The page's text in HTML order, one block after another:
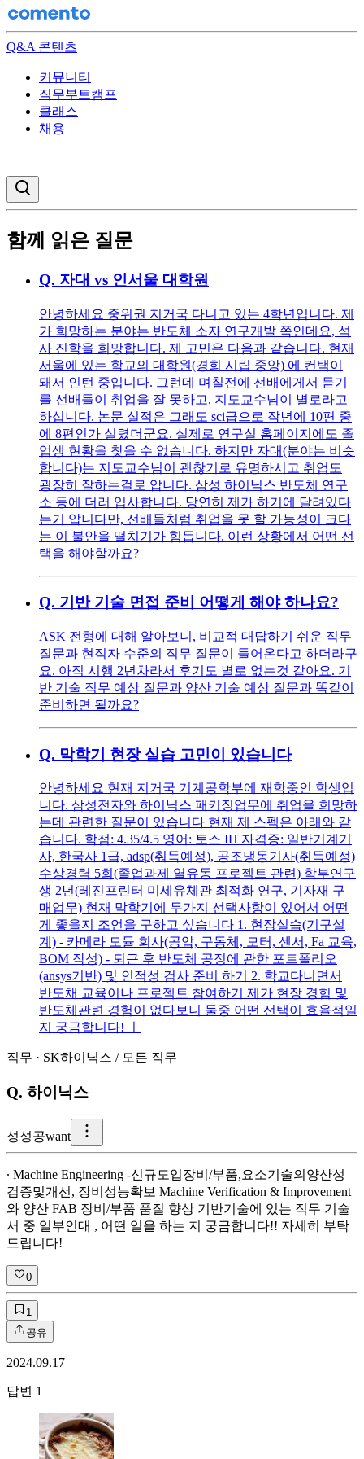
Q&A 콘텐츠
커뮤니티
직무부트캠프
클래스
채용
함께 읽은 질문
Q. 자대 vs 인서울 대학원
안녕하세요 중위권 지거국 다니고 있는 4학년입니다. 제
가 희망하는 분야는 반도체 소자 연구개발 쪽인데요, 석
사 진학을 희망합니다. 제 고민은 다음과 같습니다. 현재
서울에 있는 학교의 대학원(경희 시립 중앙) 에 컨택이
돼서 인턴 중입니다. 그런데 며칠전에 선배에게서 듣기
를 선배들이 취업을 잘 못하고, 지도교수님이 별로라고
하십니다. 논문 실적은 그래도 sci급으로 작년에 10편 중
에 8편인가 실렸더군요. 실제로 연구실 홈페이지에도 졸
업생 현황을 찾을 수 없습니다. 하지만 자대(분야는 비슷
합니다)는 지도교수님이 괜찮기로 유명하시고 취업도
굉장히 잘하는걸로 압니다. 삼성 하이닉스 반도체 연구
소 등에 더러 입사합니다. 당연히 제가 하기에 달려있다
는거 압니다만, 선배들처럼 취업을 못 할 가능성이 크다
는 이 불안을 떨치기가 힘듭니다. 이런 상황에서 어떤 선
택을 해야할까요?
Q. 기반 기술 면접 준비 어떻게 해야 하나요?
ASK 전형에 대해 알아보니, 비교적 대답하기 쉬운 직무
질문과 현직자 수준의 직무 질문이 들어온다고 하더라구
요. 아직 시행 2년차라서 후기도 별로 없는것 같아요. 기
반 기술 직무 예상 질문과 양산 기술 예상 질문과 똑같이
준비하면 될까요?
Q. 막학기 현장 실습 고민이 있습니다
안녕하세요 현재 지거국 기계공학부에 재학중인 학생입
니다. 삼성전자와 하이닉스 패키징업무에 취업을 희망하
는데 관련한 질문이 있습니다 현재 제 스펙은 아래와 같
습니다. 학점: 4.35/4.5 영어: 토스 IH 자격증: 일반기계기
사, 한국사 1급, adsp(춰득예정), 공조냉동기사(취득예정)
수상경력 5회(졸업과제 열유동 프로젝트 관련) 학부연구
생 2년(레진프린터 미세유체관 최적화 연구, 기자재 구
매업무) 현재 막학기에 두가지 선택사항이 있어서 어떤
게 좋을지 조언을 구하고 싶습니다 1. 현장실습(기구설
계) - 카메라 모듈 회사(공압, 구동체, 모터, 센서, Fa 교육,
BOM 작성) - 퇴근 후 반도체 공정에 관한 포트폴리오
(ansys기반) 및 인적성 검사 준비 하기 2. 학교다니면서
반도채 교육이나 프로젝트 참여하기 제가 현장 경험 및
반도체관련 경험이 없다보니 둘중 어떤 선택이 효율적일
지 궁금합니다! ㅣ
직무 · SK하이닉스 / 모든 직무
Q. 하이닉스
성성공want
∙ Machine Engineering -신규도입장비/부품,요소기술의양산성
검증및개선, 장비성능확보 Machine Verification & Improvement
와 양산 FAB 장비/부품 품질 향상 기반기술에 있는 직무 기술
서 중 일부인대 , 어떤 일을 하는 지 궁금합니다!! 자세히 부탁
드립니다!
0
1
공유
2024.09.17
답변 1